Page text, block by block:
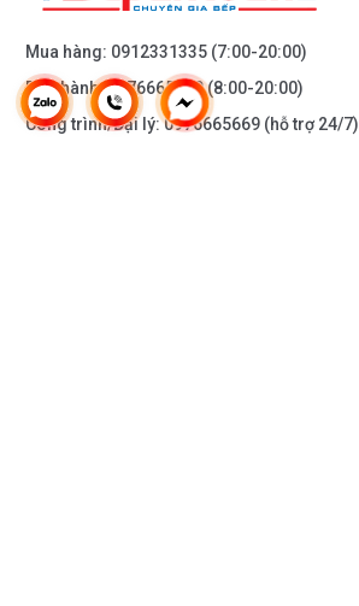
Mua hàng: 0912331335 (7:00-20:00)
Bảo hành:0976665669(8:00-20:00)
Công trình/Đại lý:0976665669 (hỗ trợ 24/7)